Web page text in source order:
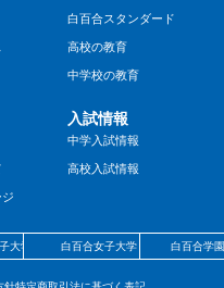
白百合スタンダード
高校の教育
中学校の教育
入試情報
中学入試情報
高校入試情報
大学 白百合女子大学 白百合学